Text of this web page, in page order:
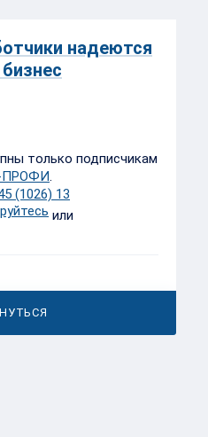
надеются
только подписчикам
ПРОФИ.
(1026) 13
или